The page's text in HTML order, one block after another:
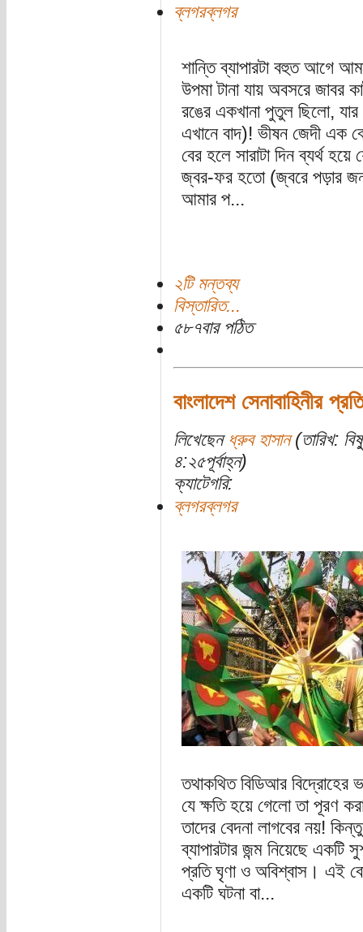
ব্লগরব্লগর
শান্তি ব্যাপারটা বহুত আগে
উপমা টানা যায় অবসরে জাবর
রঙের একখানা পুতুল ছিলো,
এখানে বাদ)! ভীষন জেদী এক
বের হলে সারাটা দিন ব্যর্থ
জ্বর-ফর হতো (জ্বরে পড়ার
আমার প...
২টি মন্তব্য
বিস্তারিত...
৫৮৭বার পঠিত
বাংলাদেশ সেনাবাহিনীর
লিখেছেন ধ্রুব হাসান(তারিখ:
৪:২৫পূর্বাহ্ন)
ক্যাটেগরি:
ব্লগরব্লগর
তথাকথিত বিডিআর বিদ্রোহের
যে ক্ষতি হয়ে গেলো তা পূরণ
তাদের বেদনা লাগবের নয়!
ব্যাপারটার জন্ম নিয়েছে
প্রতি ঘৃণা ও অবিশ্বাস। এই
একটি ঘটনা বা...